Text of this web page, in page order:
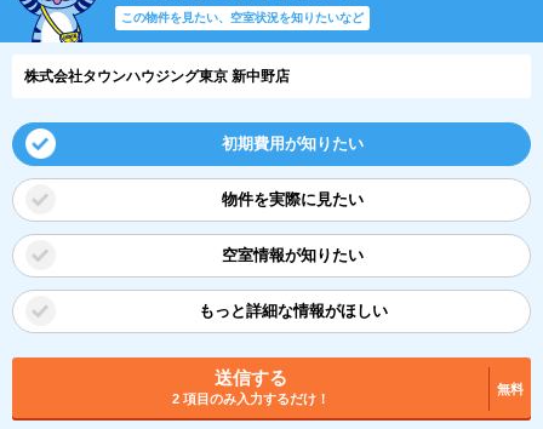
この物件を見たい、空室状況を知りたいなど
株式会社タウンハウジング東京 新中野店
初期費用が知りたい
物件を実際に見たい
空室情報が知りたい
もっと詳細な情報がほしい
送信する
2 項目のみ入力するだけ！
無料